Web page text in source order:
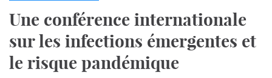
Une conférence internationale
sur les infections émergentes et
le risque pandémique